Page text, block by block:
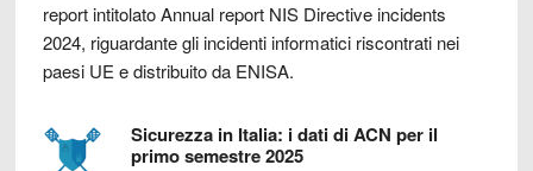
report intitolato Annual report NIS Directive incidents
2024, riguardante gli incidenti informatici riscontrati nei
paesi UE e distribuito da ENISA.
Sicurezza in Italia: i dati di ACN per il
primo semestre 2025